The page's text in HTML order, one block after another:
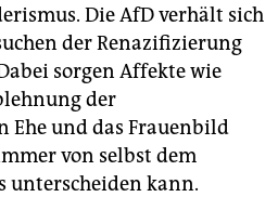
Die AfD verhält sich
der Renazifizierung
sorgen Affekte wie
der
Ehe und das Frauenbild
von selbst dem
unterscheiden kann.